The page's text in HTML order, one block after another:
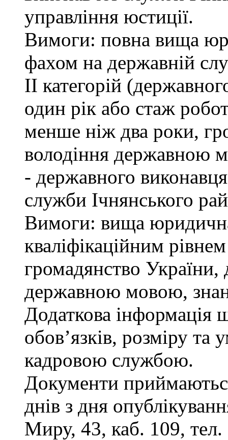
управління юстиції.
Вимоги: повна вища
фахом на державній
ІІ категорій
один рік або стаж
менше ніж два роки,
володіння державною
- державного
служби Ічнянського
Вимоги: вища юридична
кваліфікаційним
громадянство України,
державною мовою,
Додаткова інформація
обов’язків, розміру та
кадровою службою.
Документи
днів з дня
Миру, 43, каб. 109,